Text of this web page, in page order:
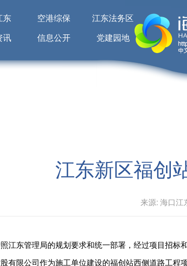
东 空港综保
江东法务区
讯 信息公开 党建园地
江东新区福创
来源: 海口
江东管理局的规划要求和统一部署，经过项目招
有限公司作为施工单位建设的福创站西侧道路工程项